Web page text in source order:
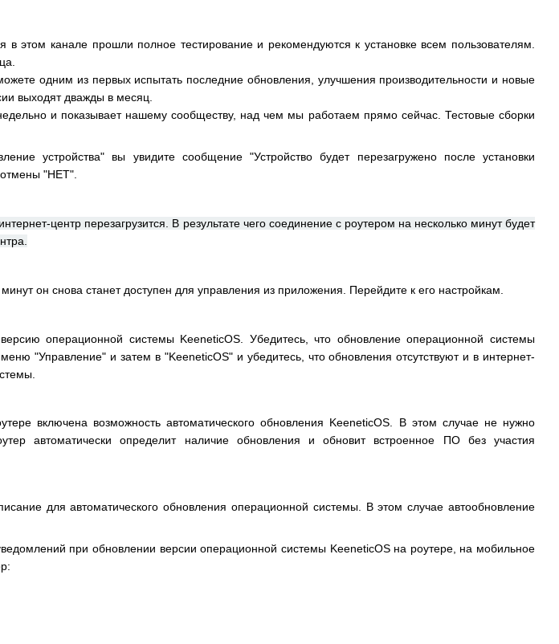
в этом канале прошли полное тестирование и рекомендуются к установке всем пользователям.
одним из первых испытать последние обновления, улучшения производительности и новые
выходят дважды в месяц.
и показывает нашему сообществу, над чем мы работаем прямо сейчас. Тестовые сборки
устройства" вы увидите сообщение "Устройство будет перезагружено после установки
"НЕТ".
центр перезагрузится. В результате чего соединение с роутером на несколько минут будет
он снова станет доступен для управления из приложения. Перейдите к его настройкам.
операционной системы KeeneticOS. Убедитесь, что обновление операционной системы
"Управление" и затем в "KeeneticOS" и убедитесь, что обновления отсутствуют и в интернет-
включена возможность автоматического обновления KeeneticOS. В этом случае не нужно
автоматически определит наличие обновления и обновит встроенное ПО без участия
для автоматического обновления операционной системы. В этом случае автообновление
при обновлении версии операционной системы KeeneticOS на роутере, на мобильное